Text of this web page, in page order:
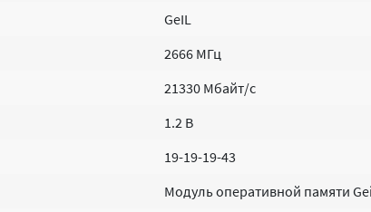
GeIL
2666 MГц
21330 Мбайт/с
1.2 В
19-19-19-43
Модуль оперативной памяти